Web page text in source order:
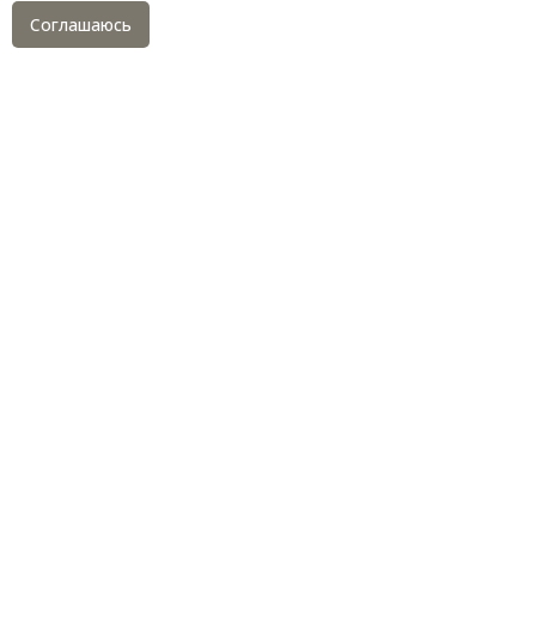
персональных данных
Соглашаюсь